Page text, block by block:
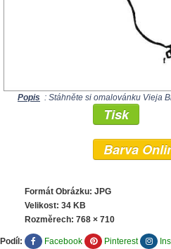
Popis : Stáhněte si omalovánku Vieja
Tisk
Barva
Formát Obrázku: JPG
Velikost: 34 KB
Rozměrech: 768 × 710
Podíl: Facebook Pinterest